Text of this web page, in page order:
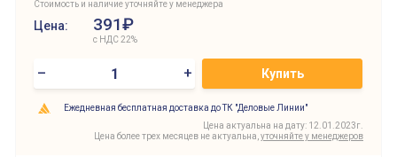
Стоимость и наличие уточняйте у менеджера
Цена: 391₽
с НДС 22%
– + Купить
Ежедневная бесплатная доставка до ТК "Деловые Линии"
Цена актуальна на дату: 12.01.2023г.
Цена более трех месяцев не актуальна, уточняйте у менеджеров